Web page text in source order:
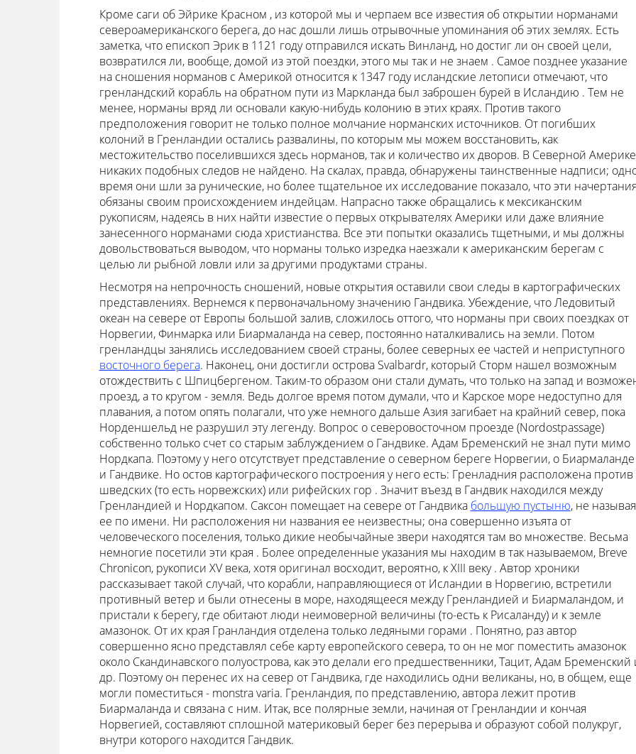
Кроме саги об Эйрике Красном , из которой мы и черпаем все известия об открытии норманами
североамериканского берега, до нас дошли лишь отрывочные упоминания об этих землях. Есть
заметка, что епископ Эрик в 1121 году отправился искать Винланд, но достиг ли он своей цели,
возвратился ли, вообще, домой из этой поездки, этого мы так и не знаем . Самое позднее указание
на сношения норманов с Америкой относится к 1347 году исландские летописи отмечают, что
гренландский корабль на обратном пути из Маркланда был заброшен бурей в Исландию . Тем не
менее, норманы вряд ли основали какую-нибудь колонию в этих краях. Против такого
предположения говорит не только полное молчание норманских источников. От погибших
колоний в Гренландии остались развалины, по которым мы можем восстановить, как
местожительство поселившихся здесь норманов, так и количество их дворов. В Северной Америке
никаких подобных следов не найдено. На скалах, правда, обнаружены таинственные надписи;
время они шли за рунические, но более тщательное их исследование показало, что эти
обязаны своим происхождением индейцам. Напрасно также обращались к мексиканским
рукописям, надеясь в них найти известие о первых открывателях Америки или даже влияние
занесенного норманами сюда христианства. Все эти попытки оказались тщетными, и мы должны
довольствоваться выводом, что норманы только изредка наезжали к американским берегам с
целью ли рыбной ловли или за другими продуктами страны.
Несмотря на непрочность сношений, новые открытия оставили свои следы в картографических
представлениях. Вернемся к первоначальному значению Гандвика. Убеждение, что Ледовитый
океан на севере от Европы большой залив, сложилось оттого, что норманы при своих поездках от
Норвегии, Финмарка или Биармаланда на север, постоянно наталкивались на земли. Потом
гренландцы занялись исследованием своей страны, более северных ее частей и неприступного
восточного берега. Наконец, они достигли острова Svalbardr, который Сторм нашел возможным
отождествить с Шпицбергеном. Таким-то образом они стали думать, что только на запад и
проезд, а то кругом - земля. Ведь долгое время потом думали, что и Карское море недоступно для
плавания, а потом опять полагали, что уже немного дальше Азия загибает на крайний север, пока
Норденшельд не разрушил эту легенду. Вопрос о северовосточном проезде (Nordostpassage)
собственно только счет со старым заблуждением о Гандвике. Адам Бременский не знал пути мимо
Нордкапа. Поэтому у него отсутствует представление о северном береге Норвегии, о Биармаланде
и Гандвике. Но остов картографического построения у него есть: Гренладния расположена против
шведских (то есть норвежских) или рифейских гор . Значит въезд в Гандвик находился между
Гренландией и Нордкапом. Саксон помещает на севере от Гандвика большую пустыню, не называя
ее по имени. Ни расположения ни названия ее неизвестны; она совершенно изъята от
человеческого поселения, только дикие необычайные звери находятся там во множестве. Весьма
немногие посетили эти края . Более определенные указания мы находим в так называемом, Breve
Chronicon, рукописи XV века, хотя оригинал восходит, вероятно, к XIII веку . Автор хроники
рассказывает такой случай, что корабли, направляющиеся от Исландии в Норвегию, встретили
противный ветер и были отнесены в море, находящееся между Гренландией и Биармаландом, и
пристали к берегу, где обитают люди неимоверной величины (то-есть к Рисаланду) и к земле
амазонок. От их края Гранландия отделена только ледяными горами . Понятно, раз автор
совершенно ясно представлял себе карту европейского севера, то он не мог поместить амазонок
около Скандинавского полуострова, как это делали его предшественники, Тацит, Адам Бременский
др. Поэтому он перенес их на север от Гандвика, где находились одни великаны, но, в общем, еще
могли поместиться - monstra varia. Гренландия, по представлению, автора лежит против
Биармаланда и связана с ним. Итак, все полярные земли, начиная от Гренландии и кончая
Норвегией, составляют сплошной материковый берег без перерыва и образуют собой полукруг,
внутри которого находится Гандвик.